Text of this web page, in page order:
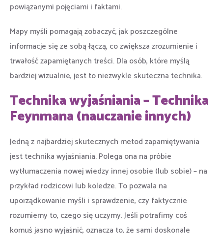
powiązanymi pojęciami i faktami.
Mapy myśli pomagają zobaczyć, jak poszczególne
informacje się ze sobą łączą, co zwiększa zrozumienie i
trwałość zapamiętanych treści. Dla osób, które myślą
bardziej wizualnie, jest to niezwykle skuteczna technika.
Technika wyjaśniania – Technika
Feynmana (nauczanie innych)
Jedną z najbardziej skutecznych metod zapamiętywania
jest technika wyjaśniania. Polega ona na próbie
wytłumaczenia nowej wiedzy innej osobie (lub sobie) – na
przykład rodzicowi lub koledze. To pozwala na
uporządkowanie myśli i sprawdzenie, czy faktycznie
rozumiemy to, czego się uczymy. Jeśli potrafimy coś
komuś jasno wyjaśnić, oznacza to, że sami doskonale